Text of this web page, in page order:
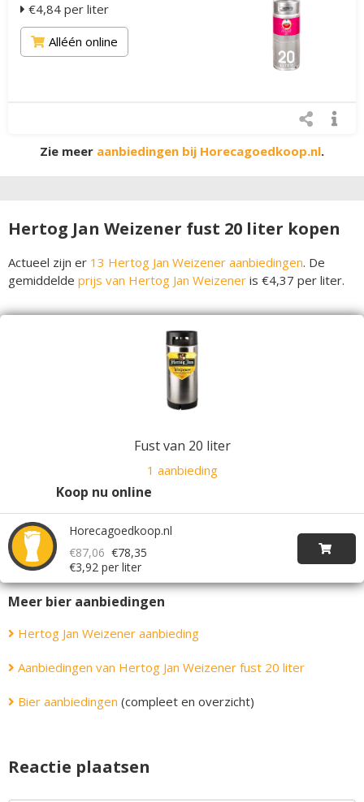
€4,84 per liter
Alléén online
Zie meer aanbiedingen bij Horecagoedkoop.nl.
Hertog Jan Weizener fust 20 liter kopen
Actueel zijn er 13 Hertog Jan Weizener aanbiedingen. De
gemiddelde prijs van Hertog Jan Weizener is €4,37 per liter.
Fust van 20 liter
1 aanbieding
Koop nu online
Horecagoedkoop.nl
€87,06 €78,35
€3,92 per liter
Meer bier aanbiedingen
Hertog Jan Weizener aanbieding
Aanbiedingen van Hertog Jan Weizener fust 20 liter
Bier aanbiedingen (compleet en overzicht)
Reactie plaatsen